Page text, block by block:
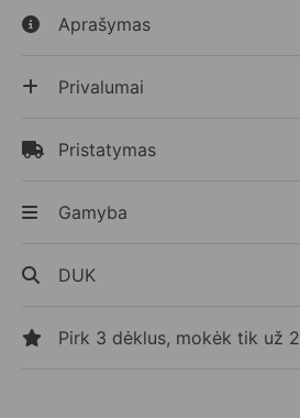
Aprašymas
Privalumai
Pristatymas
Gamyba
DUK
Pirk 3 dėklus, mokėk tik už 2